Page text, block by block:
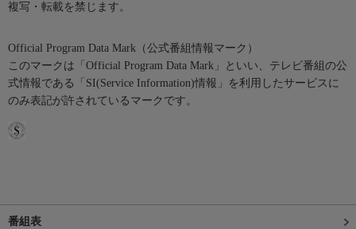
複写・転載を禁じます。
Official Program Data Mark（公式番組情報マーク）
このマークは「Official Program Data Mark」といい、テレビ番組の公
式情報である「SI(Service Information)情報」を利用したサービスに
のみ表記が許されているマークです。
番組表